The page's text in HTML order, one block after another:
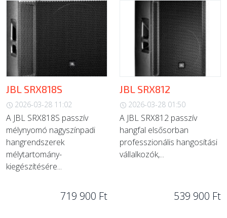
JBL SRX818S
2026-03-28 11:02
A JBL SRX818S passzív
mélynyomó nagyszínpadi
hangrendszerek
mélytartomány-
kiegészítésére...
719 900 Ft
JBL SRX812
2026-03-28 01:50
A JBL SRX812 passzív
hangfal elsősorban
professzionális hangosítási
vállalkozók,...
539 900 Ft